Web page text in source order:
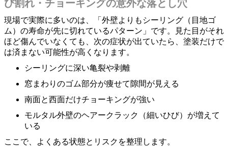
び割れ・チョーキングの意外な落とし穴
現場で実際に多いのは、「外壁よりもシーリング（目地ゴ
ム）の寿命が先に切れているパターン」です。見た目がそれ
ほど傷んでいなくても、次の症状が出ていたら、塗装だけで
は済まない可能性が高くなります。
シーリングに深い亀裂や剥離
窓まわりのゴム部分が痩せて隙間が見える
南面と西面だけチョーキングが強い
モルタル外壁のヘアークラック（細いひび）が増えて
いる
ここで、よくある状態とリスクを整理します。